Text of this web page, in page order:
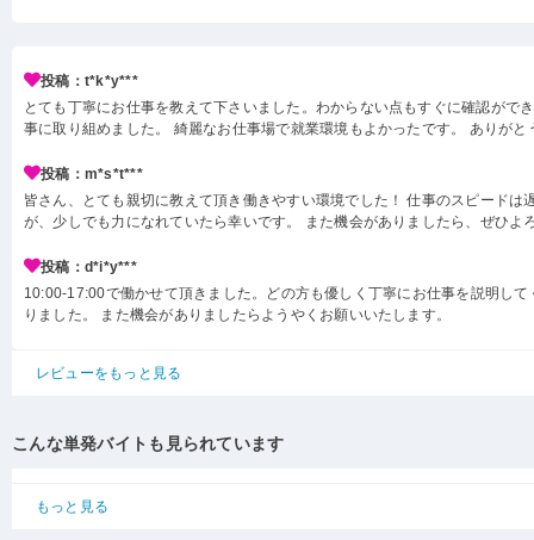
投稿：t*k*y***
とても丁寧にお仕事を教えて下さいました。わからない点もすぐに確認がで
事に取り組めました。 綺麗なお仕事場で就業環境もよかったです。 ありがと
投稿：m*s*t***
皆さん、とても親切に教えて頂き働きやすい環境でした！ 仕事のスピードは
が、少しでも力になれていたら幸いです。 また機会がありましたら、ぜひ
投稿：d*i*y***
10:00-17:00で働かせて頂きました。どの方も優しく丁寧にお仕事を説明し
りました。 また機会がありましたらようやくお願いいたします。
レビューをもっと見る
こんな単発バイトも見られています
もっと見る